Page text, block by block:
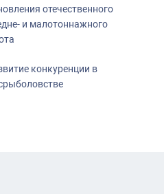
отечественного
и малотоннажного
конкуренции в